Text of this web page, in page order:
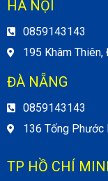
HÀ NỘI
0859143143
195 Khâm
ĐÀ NẴNG
0859143143
136 Tống Phước
TP HỒ CHÍ